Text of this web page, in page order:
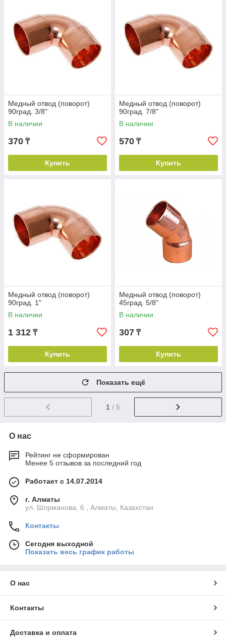
Медный отвод (поворот)
90град. 3/8"
В наличии
370 ₸
Купить
Медный отвод (поворот)
90град. 7/8"
В наличии
570 ₸
Купить
Медный отвод (поворот)
90град. 1"
В наличии
1 312 ₸
Купить
Медный отвод (поворот)
45град. 5/8"
В наличии
307 ₸
Купить
Показать ещё
1 / 5
О нас
Рейтинг не сформирован
Менее 5 отзывов за последний год
Работает с 14.07.2014
г. Алматы
ул. Шорманова, 6 , Алматы, Казахстан
Контакты
Сегодня выходной
Показать весь график работы
О нас
Контакты
Доставка и оплата